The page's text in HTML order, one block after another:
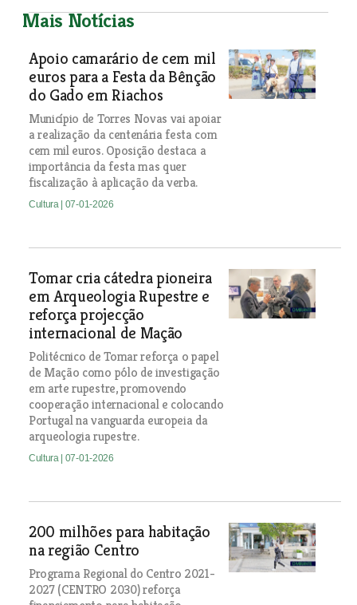
Mais Notícias
Apoio camarário de cem mil
euros para a Festa da Bênção
do Gado em Riachos
Município de Torres Novas vai apoiar
a realização da centenária festa com
cem mil euros. Oposição destaca a
importância da festa mas quer
fiscalização à aplicação da verba.
Cultura | 07-01-2026
Tomar cria cátedra pioneira
em Arqueologia Rupestre e
reforça projecção
internacional de Mação
Politécnico de Tomar reforça o papel
de Mação como pólo de investigação
em arte rupestre, promovendo
cooperação internacional e colocando
Portugal na vanguarda europeia da
arqueologia rupestre.
Cultura | 07-01-2026
200 milhões para habitação
na região Centro
Programa Regional do Centro 2021-
2027 (CENTRO 2030) reforça